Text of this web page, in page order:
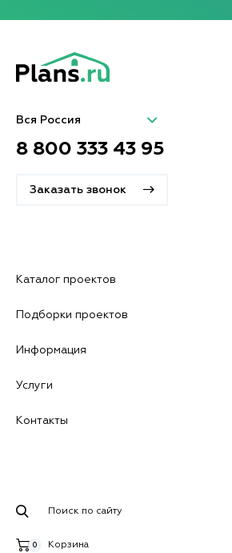
Вся Россия
8 800 333 43 95
Заказать звонок
Каталог проектов
Подборки проектов
Информация
Услуги
Контакты
Поиск по сайту
Корзина
0